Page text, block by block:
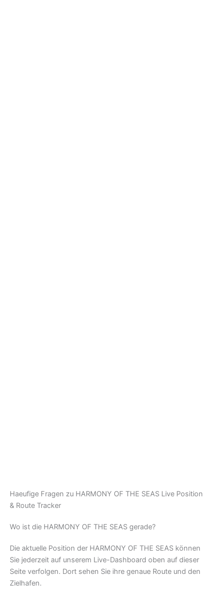
Haeufige Fragen zu HARMONY OF THE SEAS Live Position
& Route Tracker
Wo ist die HARMONY OF THE SEAS gerade?
Die aktuelle Position der HARMONY OF THE SEAS können
Sie jederzeit auf unserem Live-Dashboard oben auf dieser
Seite verfolgen. Dort sehen Sie ihre genaue Route und den
Zielhafen.